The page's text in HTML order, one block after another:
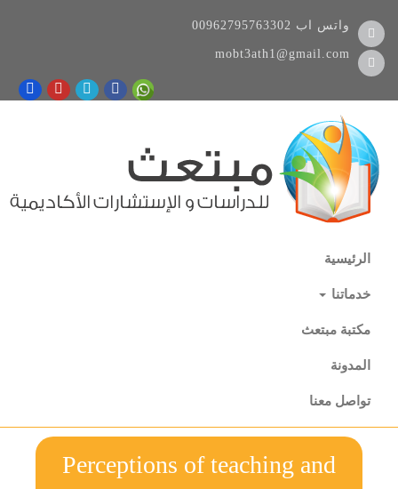
00962795763302 واتس اب
mobt3ath1@gmail.com
الرئيسية
خدماتنا
مكتبة مبتعث
المدونة
تواصل معنا
Perceptions of teaching and